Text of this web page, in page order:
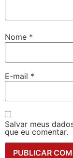
Nome *
E-mail *
Salvar meus
que eu comentar.